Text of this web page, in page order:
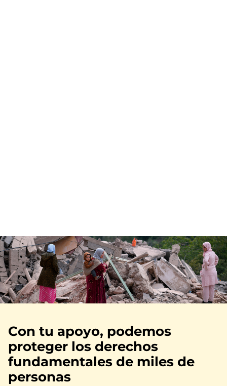
Imagen
Con tu apoyo, podemos
proteger los derechos
fundamentales de miles de
personas